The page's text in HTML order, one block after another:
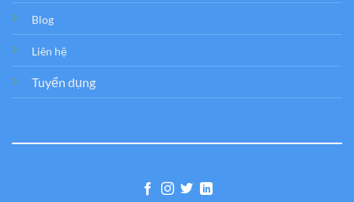
Blog
Liên hệ
Tuyển dụng